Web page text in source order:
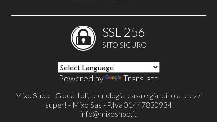
SSL-256
SITO SICURO
Powered by Translate
Mixo Shop - Giocattoli, tecnologia, casa e giardino a prezzi
super! - Mixo Sas - P.Iva 01447830934
info@mixoshop.it